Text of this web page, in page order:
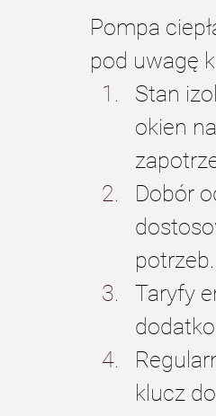
Pompa
pod uwagę
Stan
okien
Dobór
potrzeb.
Taryfy
klucz